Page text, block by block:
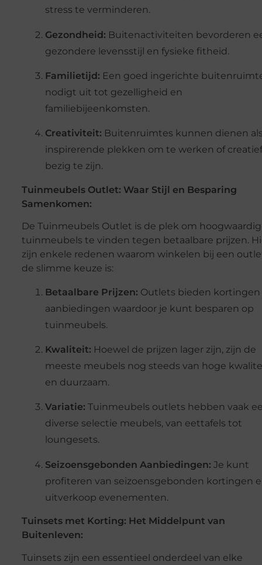
stress te verminderen.
Gezondheid: Buitenactiviteiten bevorderen
gezondere levensstijl en fysieke fitheid.
Familietijd: Een goed ingerichte
nodigt uit tot gezelligheid en
familiebijeenkomsten.
Creativiteit: Buitenruimtes kunnen dienen
inspirerende plekken om te werken of creatief
bezig te zijn.
Tuinmeubels Outlet: Waar Stijl en Besparing
Samenkomen:
De Tuinmeubels Outlet is de plek om
tuinmeubels te vinden tegen betaalbare prijzen.
zijn enkele redenen waarom winkelen bij een
de slimme keuze is:
Betaalbare Prijzen: Outlets bieden kortingen
aanbiedingen waardoor je kunt besparen op
tuinmeubels.
Kwaliteit: Hoewel de prijzen lager zijn, zijn de
meeste meubels nog steeds van hoge
en duurzaam.
Variatie: Tuinmeubels outlets hebben vaak
diverse selectie meubels, van eettafels tot
loungesets.
Seizoensgebonden Aanbiedingen: Je kunt
profiteren van seizoensgebonden kortingen
uitverkoop evenementen.
Tuinsets met Korting: Het Middelpunt van
Buitenleven:
Tuinsets zijn een essentieel onderdeel van elke